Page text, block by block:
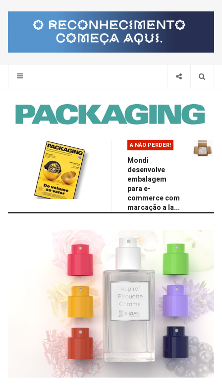
A NÃO PERDER!
Mondi
desenvolve
embalagem
para e-
commerce com
marcação a la...